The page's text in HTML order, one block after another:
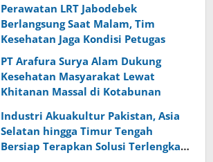
Way Kanan
Perawatan LRT Jabodebek
Berlangsung Saat Malam, Tim
Kesehatan Jaga Kondisi Petugas
PT Arafura Surya Alam Dukung
Kesehatan Masyarakat Lewat
Khitanan Massal di Kotabunan
Industri Akuakultur Pakistan, Asia
Selatan hingga Timur Tengah
Bersiap Terapkan Solusi Terlengkap